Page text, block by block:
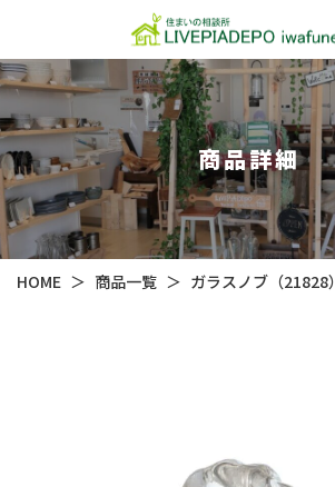
商品詳細
HOME ＞ 商品一覧 ＞ ガラスノブ（21828）